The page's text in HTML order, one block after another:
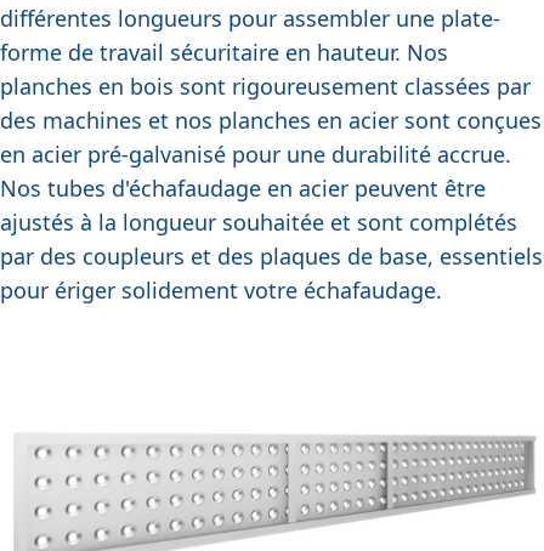
différentes longueurs pour assembler une plate-
forme de travail sécuritaire en hauteur. Nos
planches en bois sont rigoureusement classées par
des machines et nos planches en acier sont conçues
en acier pré-galvanisé pour une durabilité accrue.
Nos tubes d'échafaudage en acier peuvent être
ajustés à la longueur souhaitée et sont complétés
par des coupleurs et des plaques de base, essentiels
pour ériger solidement votre échafaudage.